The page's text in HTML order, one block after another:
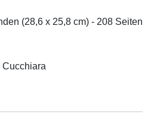
(28,6 x 25,8 cm) - 208 Seiten
Cucchiara